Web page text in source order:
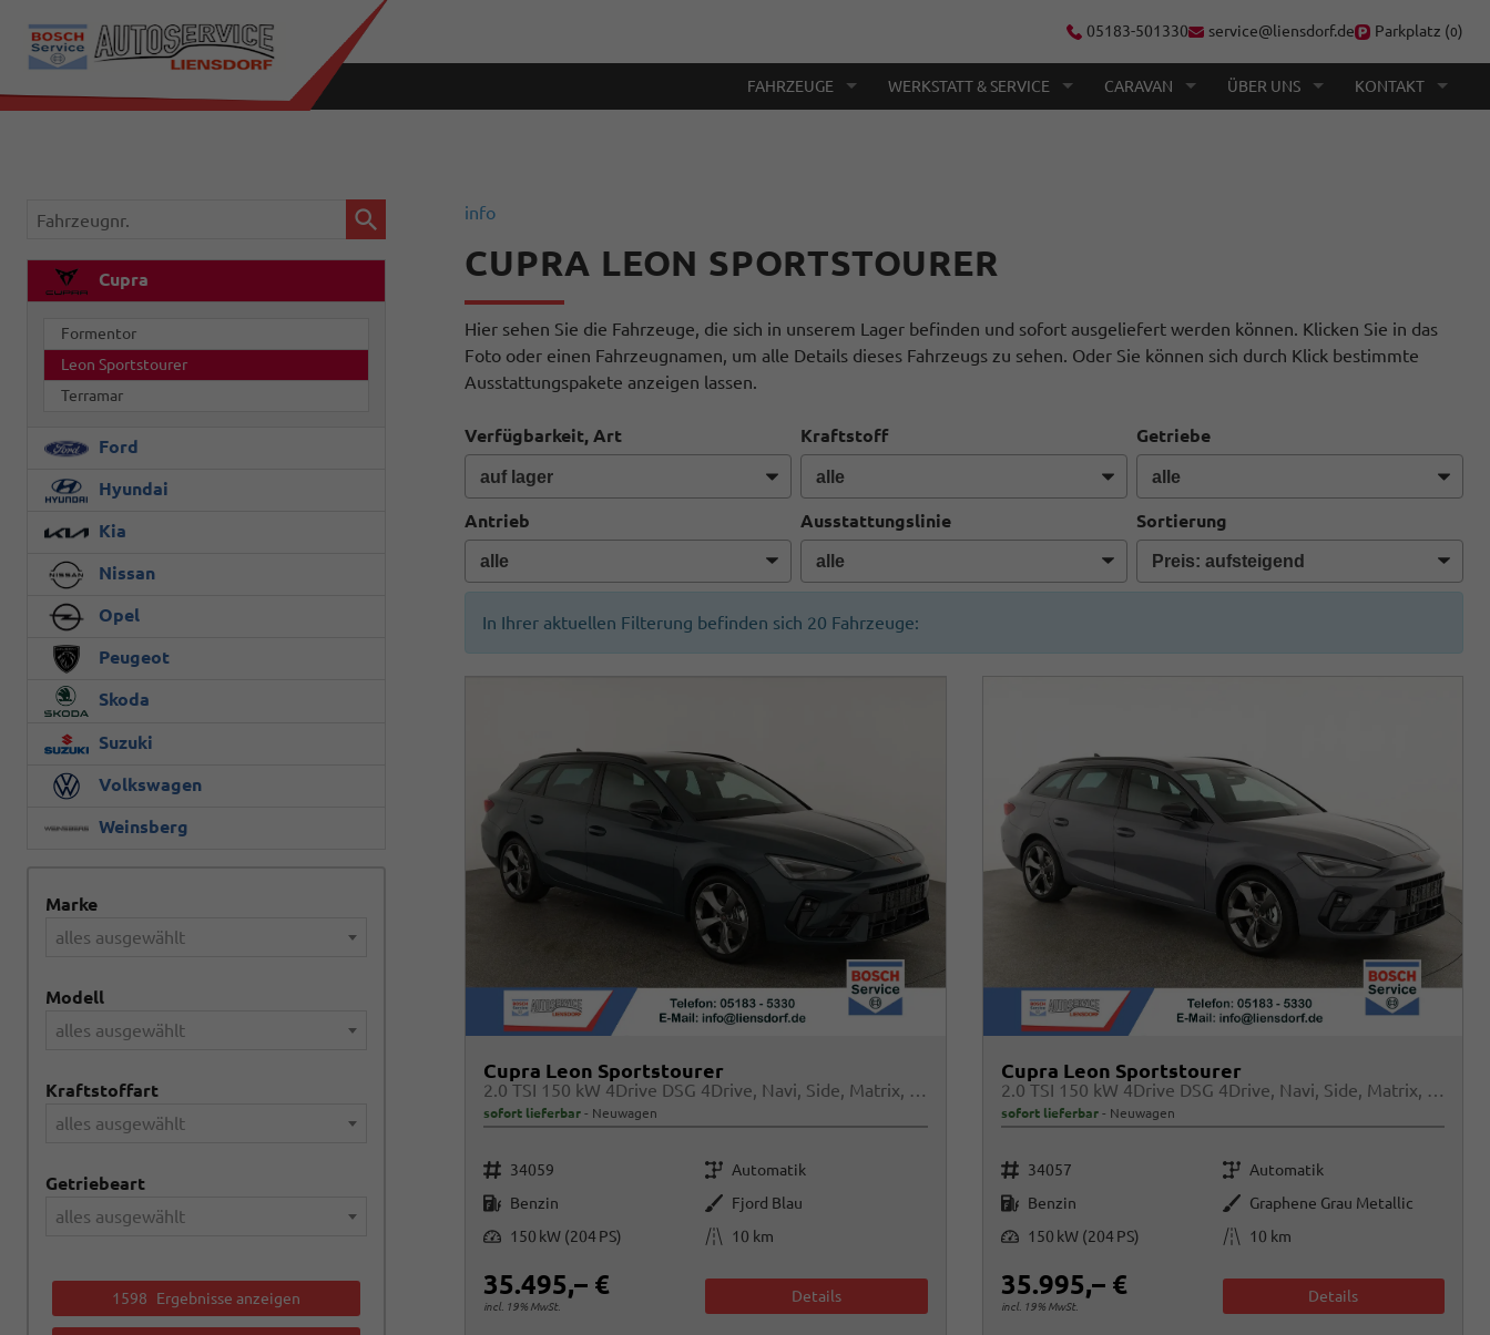
05183-501330 service@liensdorf.de Parkplatz (0)
FAHRZEUGE WERKSTATT & SERVICE CARAVAN ÜBER UNS KONTAKT
info
CUPRA LEON SPORTSTOURER
Hier sehen Sie die Fahrzeuge, die sich in unserem Lager befinden und sofort ausgeliefert werden können. Klicken Sie in das
Foto oder einen Fahrzeugnamen, um alle Details dieses Fahrzeugs zu sehen. Oder Sie können sich durch Klick bestimmte
Ausstattungspakete anzeigen lassen.
Verfügbarkeit, Art Kraftstoff Getriebe
Antrieb Ausstattungslinie Sortierung
In Ihrer aktuellen Filterung befinden sich 20 Fahrzeuge:
Cupra Leon Sportstourer
2.0 TSI 150 kW 4Drive DSG 4Drive, Navi, Side, Matrix, el. Klappe, 18-Zoll, 5 J.-Garantie
sofort lieferbar Neuwagen
Fahrzeugnr. 34059 Getriebe Automatik
Kraftstoff Benzin Außenfarbe Fjord Blau
Leistung 150 kW (204 PS) Kilometerstand 10 km
35.495,– €
incl. 19% MwSt.
Details
Cupra Leon Sportstourer
2.0 TSI 150 kW 4Drive DSG 4Drive, Navi, Side, Matrix, el. Klappe, 18-Zoll, 5 J.-Garantie
sofort lieferbar Neuwagen
Fahrzeugnr. 34057 Getriebe Automatik
Kraftstoff Benzin Außenfarbe Graphene Grau Metallic
Leistung 150 kW (204 PS) Kilometerstand 10 km
35.995,– €
incl. 19% MwSt.
Details
Fahrzeugnr.
Cupra
Formentor
Leon Sportstourer
Terramar
Ford
Hyundai
Kia
Nissan
Opel
Peugeot
Skoda
Suzuki
Volkswagen
Weinsberg
Marke
alles ausgewählt
Modell
alles ausgewählt
Kraftstoffart
alles ausgewählt
Getriebeart
alles ausgewählt
1598 Ergebnisse anzeigen